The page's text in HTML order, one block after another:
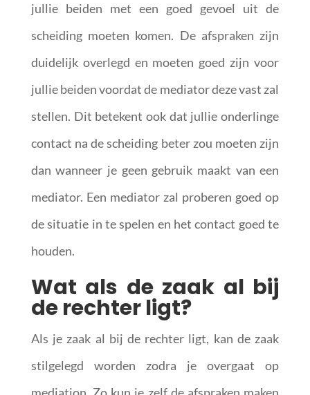
jullie beiden met een goed gevoel uit de
scheiding moeten komen. De afspraken zijn
duidelijk overlegd en moeten goed zijn voor
jullie beiden voordat de mediator deze vast zal
stellen. Dit betekent ook dat jullie onderlinge
contact na de scheiding beter zou moeten zijn
dan wanneer je geen gebruik maakt van een
mediator. Een mediator zal proberen goed op
de situatie in te spelen en het contact goed te
houden.
Wat als de zaak al bij
de rechter ligt?
Als je zaak al bij de rechter ligt, kan de zaak
stilgelegd worden zodra je overgaat op